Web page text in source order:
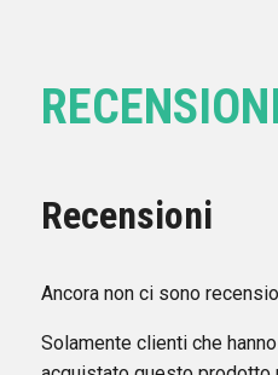
Recensioni
Ancora non ci sono
Solamente clienti che